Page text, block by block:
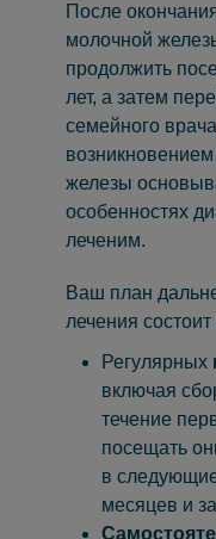
После
молочной
продолжить
лет, а затем
семейного
железы
особенностях
леченим.
Ваш план
лечения состоит
Регулярных
включая
течение
посещать
в
месяцев и